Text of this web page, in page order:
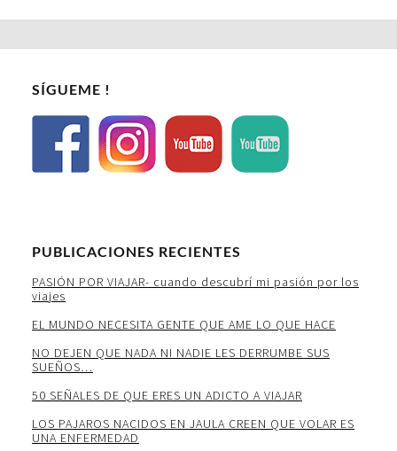
SÍGUEME !
PUBLICACIONES RECIENTES
PASIÓN POR VIAJAR- cuando descubrí mi pasión por los
viajes
EL MUNDO NECESITA GENTE QUE AME LO QUE HACE
NO DEJEN QUE NADA NI NADIE LES DERRUMBE SUS
SUEÑOS…
50 SEÑALES DE QUE ERES UN ADICTO A VIAJAR
LOS PAJAROS NACIDOS EN JAULA CREEN QUE VOLAR ES
UNA ENFERMEDAD